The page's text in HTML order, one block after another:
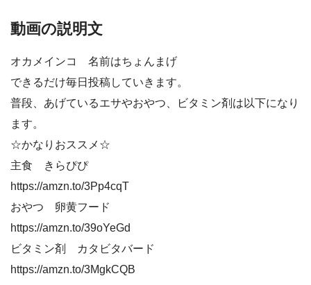
動画の説明文
オカメインコ 名前はちょんまげ
できるだけ毎日投稿していきます。
普段、あげているエサやおやつ、ビタミン剤は以下になり
ます。
☆かなりおススメ☆
主食 きらぴぴ
https://amzn.to/3Pp4cqT
おやつ 卵黄フード
https://amzn.to/39oYeGd
ビタミン剤 カタビタバード
https://amzn.to/3MgkCQB